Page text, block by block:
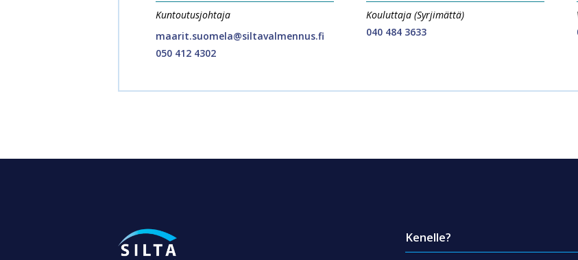
Kuntoutusjohtaja
maarit.suomela@siltavalmennus.fi
050 412 4302
Kouluttaja (Syrjimättä)
040 484 3633
Kenelle?